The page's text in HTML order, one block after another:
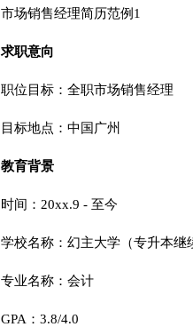
市场销售经理简历范例1
求职意向
职位目标：全职市场销售经理
目标地点：中国广州
教育背景
时间：20xx.9 - 至今
学校名称：幻主大学（专升本继
专业名称：会计
GPA：3.8/4.0